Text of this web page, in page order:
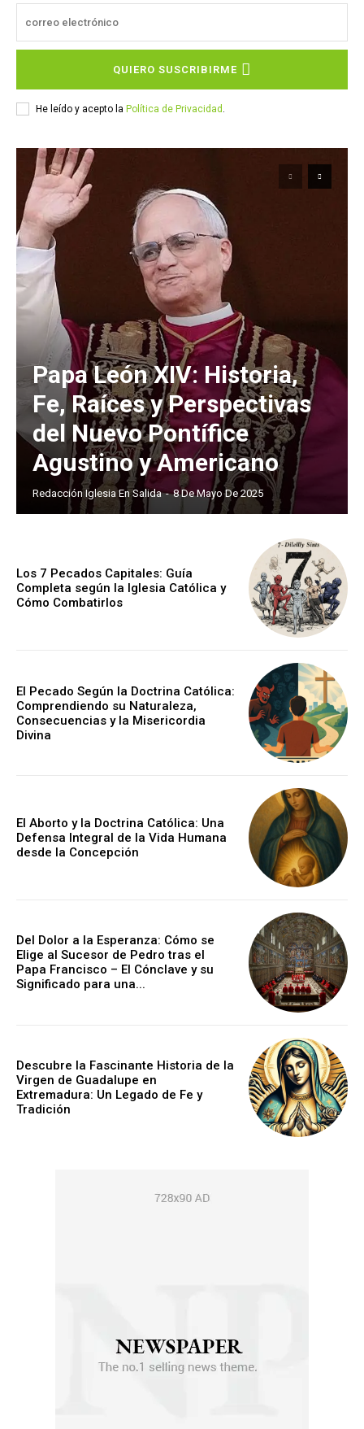
QUIERO SUSCRIBIRME
He leído y acepto la Política de Privacidad
Papa León XIV: Historia,
Fe, Raíces y Perspectivas
del Nuevo Pontífice
Agustino y Americano
Redacción Iglesia En Salida - 8 De Mayo De 2025
Los 7 Pecados Capitales: Guía
Completa según la Iglesia Católica y
Cómo Combatirlos
El Pecado Según la Doctrina Católica:
Comprendiendo su Naturaleza,
Consecuencias y la Misericordia
Divina
El Aborto y la Doctrina Católica: Una
Defensa Integral de la Vida Humana
desde la Concepción
Del Dolor a la Esperanza: Cómo se
Elige al Sucesor de Pedro tras el
Papa Francisco – El Cónclave y su
Significado para una...
Descubre la Fascinante Historia de la
Virgen de Guadalupe en
Extremadura: Un Legado de Fe y
Tradición